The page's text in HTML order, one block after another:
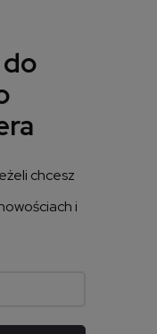
chcesz
i